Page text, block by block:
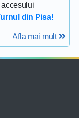
din Pisa!
Afla mai mult